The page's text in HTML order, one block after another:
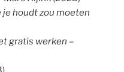
je houdt zou moeten
gratis werken –